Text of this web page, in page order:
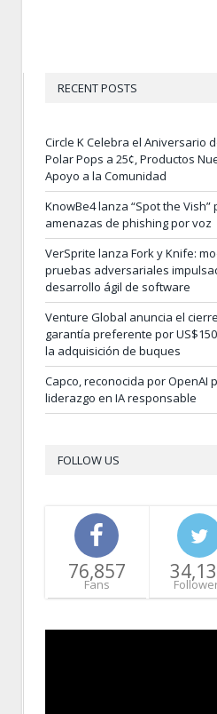
RECENT POSTS
Circle K Celebra el Aniversario
Polar Pops a 25¢, Productos
Apoyo a la Comunidad
KnowBe4 lanza “Spot the
amenazas de phishing por voz
VerSprite lanza Fork y Knife:
pruebas adversariales
desarrollo ágil de software
Venture Global anuncia el
garantía preferente por
la adquisición de buques
Capco, reconocida por OpenAI
liderazgo en IA responsable
FOLLOW US
76,857
Fans